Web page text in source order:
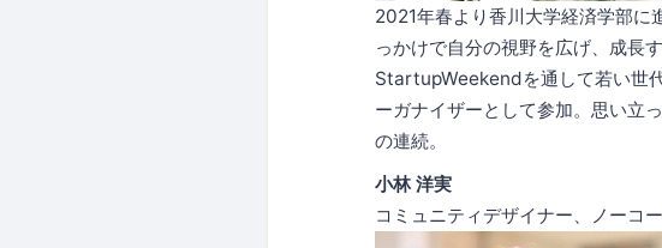
2021年春より香川大学経済学部に
っかけで自分の視野を広げ、成長
StartupWeekendを通して若い世
ーガナイザーとして参加。思い立
の連続。
小林 洋実
コミュニティデザイナー、ノーコ